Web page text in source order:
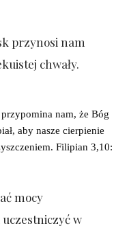
przynosi nam
chwały.
nam, że Bóg
aby nasze cierpienie
Filipian 3,10:
mocy
w